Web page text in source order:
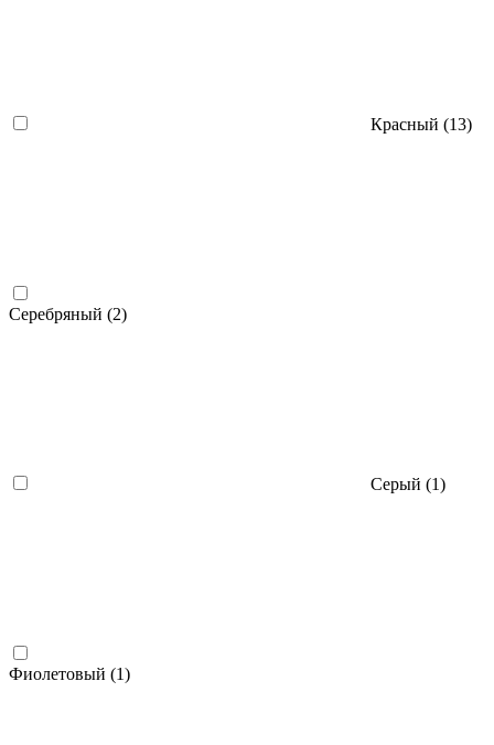
Красный (13)
Серебряный (2)
Серый (1)
Фиолетовый (1)